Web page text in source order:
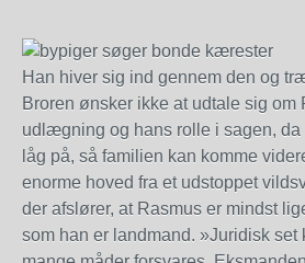
Han hiver sig ind gennem den og
Broren ønsker ikke at udtale sig om
udlægning og hans rolle i sagen,
låg på, så familien kan komme
enorme hoved fra et udstoppet
der afslører, at Rasmus er mindst
som han er landmand. »Juridisk set